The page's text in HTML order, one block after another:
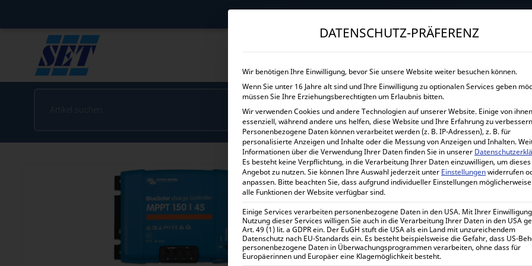
→
START UNTERNEHMEN SHOP LEISTUNGEN
VICTRON
Home
156,68€ inkl. 0% MwSt.
186,45€inkl. 19% MwSt.
Victron Energy BlueSolar
Lieferzeit:1-7 Werktage
DATENSCHUTZ-PRÄFERENZ
Wir benötigen Ihre Einwilligung, bevor Sie unsere Website weiter besuchen können.
Wenn Sie unter 16 Jahre alt sind und Ihre Einwilligung zu optionalen Services geben
müssen Sie Ihre Erziehungsberechtigten um Erlaubnis bitten.
Wir verwenden Cookies und andere Technologien auf unserer Website. Einige von
essenziell, während andere uns helfen, diese Website und Ihre Erfahrung zu
Personenbezogene Daten können verarbeitet werden (z. B. IP-Adressen), z. B. für
personalisierte Anzeigen und Inhalte oder die Messung von Anzeigen und Inhalten.
Informationen über die Verwendung Ihrer Daten finden Sie in unserer
Es besteht keine Verpflichtung, in die Verarbeitung Ihrer Daten einzuwilligen, um dieses
Angebot zu nutzen.Sie können Ihre Auswahl jederzeit unter Einstellungenwiderrufen
anpassen. Bitte beachten Sie, dass aufgrund individueller Einstellungen
alle Funktionen der Website verfügbar sind.
Einige Services verarbeiten personenbezogene Daten in den USA. Mit Ihrer
Nutzung dieser Services willigen Sie auch in die Verarbeitung Ihrer Daten in den USA
Art. 49 (1) lit. a GDPR ein. Der EuGH stuft die USA als ein Land mit unzureichendem
Datenschutz nach EU-Standards ein. Es besteht beispielsweise die Gefahr, dass US-
personenbezogene Daten in Überwachungsprogrammen verarbeiten, ohne dass für
Europäerinnen und Europäer eine Klagemöglichkeit besteht.